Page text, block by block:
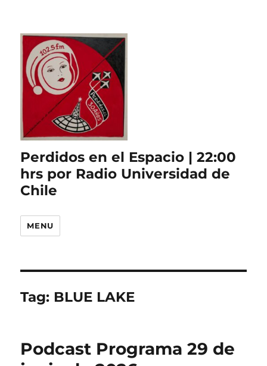
Perdidos en el Espacio | 22:00
hrs por Radio Universidad de
Chile
MENU
Tag: BLUE LAKE
Podcast Programa 29 de